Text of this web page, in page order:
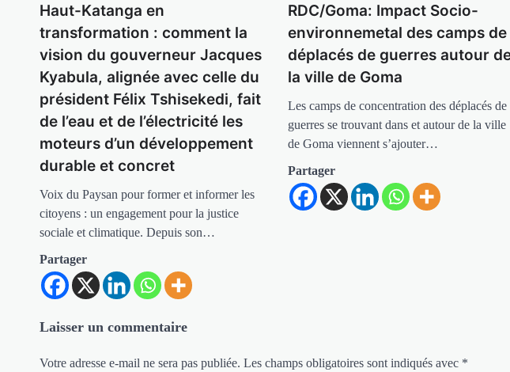
Haut-Katanga en
transformation : comment la
vision du gouverneur Jacques
Kyabula, alignée avec celle du
président Félix Tshisekedi, fait
de l’eau et de l’électricité les
moteurs d’un développement
durable et concret
Voix du Paysan pour former et informer les
citoyens : un engagement pour la justice
sociale et climatique. Depuis son…
Partager
RDC/Goma: Impact Socio-
environnemetal des camps de
déplacés de guerres autour
la ville de Goma
Les camps de concentration des déplacés de
guerres se trouvant dans et autour de la ville
de Goma viennent s’ajouter…
Partager
Laisser un commentaire
Votre adresse e-mail ne sera pas publiée. Les champs obligatoires sont indiqués avec *